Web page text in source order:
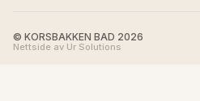
© KORSBAKKEN BAD 2026
Nettside av Ur Solutions